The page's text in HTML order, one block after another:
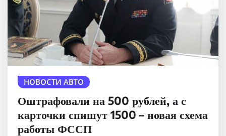
НОВОСТИ АВТО
Оштрафовали на 500 рублей, а с
карточки спишут 1500 – новая схема
работы ФССП